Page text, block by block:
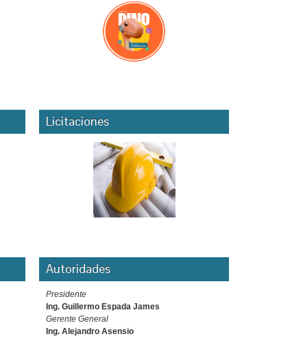
Licitaciones
Autoridades
Presidente
Ing. Guillermo Espada James
Gerente General
Ing. Alejandro Asensio